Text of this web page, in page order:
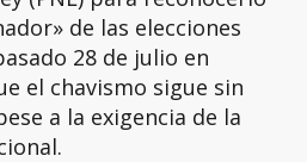
de las elecciones
28 de julio en
el chavismo sigue sin
a la exigencia de la